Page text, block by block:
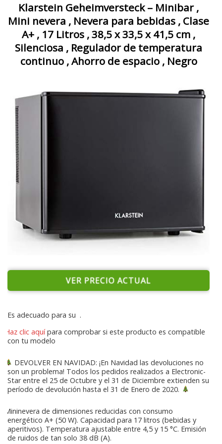
Klarstein Geheimversteck – Minibar ,
Mini nevera , Nevera para bebidas , Clase
A+ , 17 Litros , 38,5 x 33,5 x 41,5 cm ,
Silenciosa , Regulador de temperatura
continuo , Ahorro de espacio , Negro
VER PRECIO ACTUAL
Es adecuado para su .
Haz clic aquípara comprobar si este producto es compatible
con tu modelo
DEVOLVER EN NAVIDAD: ¡En Navidad las devoluciones no
son un problema! Todos los pedidos realizados a Electronic-
Star entre el 25 de Octubre y el 31 de Diciembre extienden su
período de devolución hasta el 31 de Enero de 2020.
Mininevera de dimensiones reducidas con consumo
energético A+ (50 W). Capacidad para 17 litros (bebidas y
aperitivos). Temperatura ajustable entre 4,5 y 15 °C. Emisión
de ruidos de tan solo 38 dB (A).